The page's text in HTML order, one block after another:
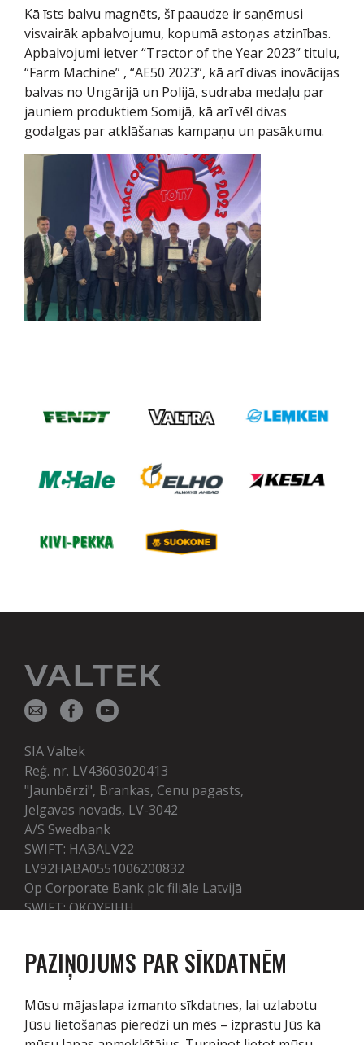
Kā īsts balvu magnēts, šī paaudze ir saņēmusi
visvairāk apbalvojumu, kopumā astoņas atzinības.
Apbalvojumi ietver “Tractor of the Year 2023” titulu,
“Farm Machine” , “AE50 2023”, kā arī divas inovācijas
balvas no Ungārijā un Polijā, sudraba medaļu par
jauniem produktiem Somijā, kā arī vēl divas
godalgas par atklāšanas kampaņu un pasākumu.
SIA Valtek
Reģ. nr. LV43603020413
"Jaunbērzi", Brankas, Cenu pagasts,
Jelgavas novads, LV-3042
A/S Swedbank
SWIFT: HABALV22
LV92HABA0551006200832
Op Corporate Bank plc filiāle Latvijā
SWIFT: OKOYFIHH
Pakalpojumi
Tehnika
PAZIŅOJUMS PAR SĪKDATNĒM
Mūsu mājaslapa izmanto sīkdatnes, lai uzlabotu
Jūsu lietošanas pieredzi un mēs – izprastu Jūs kā